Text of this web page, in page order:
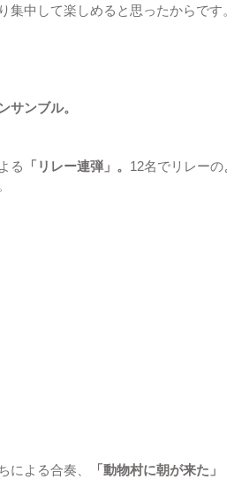
集中して楽しめると思ったからです
サンブル。
る 「リレー連弾」。 12名でリレー
による合奏、 「動物村に朝が来た」